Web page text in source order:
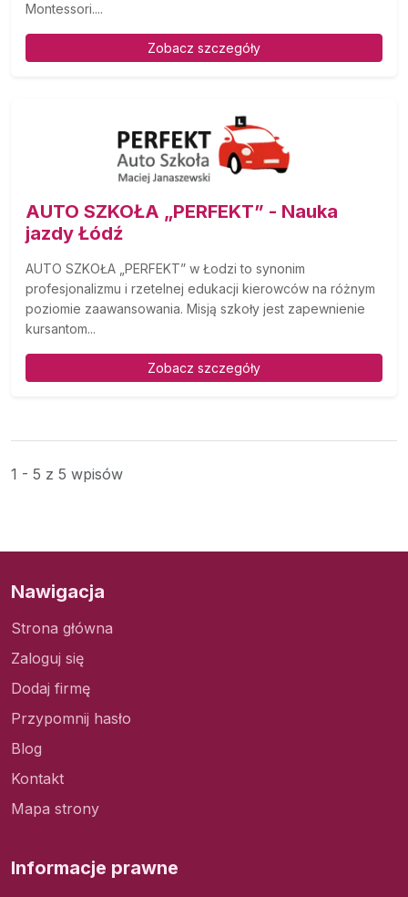
Montessori....
Zobacz szczegóły
AUTO SZKOŁA „PERFEKT” - Nauka
jazdy Łódź
AUTO SZKOŁA „PERFEKT” w Łodzi to synonim
profesjonalizmu i rzetelnej edukacji kierowców na różnym
poziomie zaawansowania. Misją szkoły jest zapewnienie
kursantom...
Zobacz szczegóły
1 - 5 z 5 wpisów
Nawigacja
Strona główna
Zaloguj się
Dodaj firmę
Przypomnij hasło
Blog
Kontakt
Mapa strony
Informacje prawne